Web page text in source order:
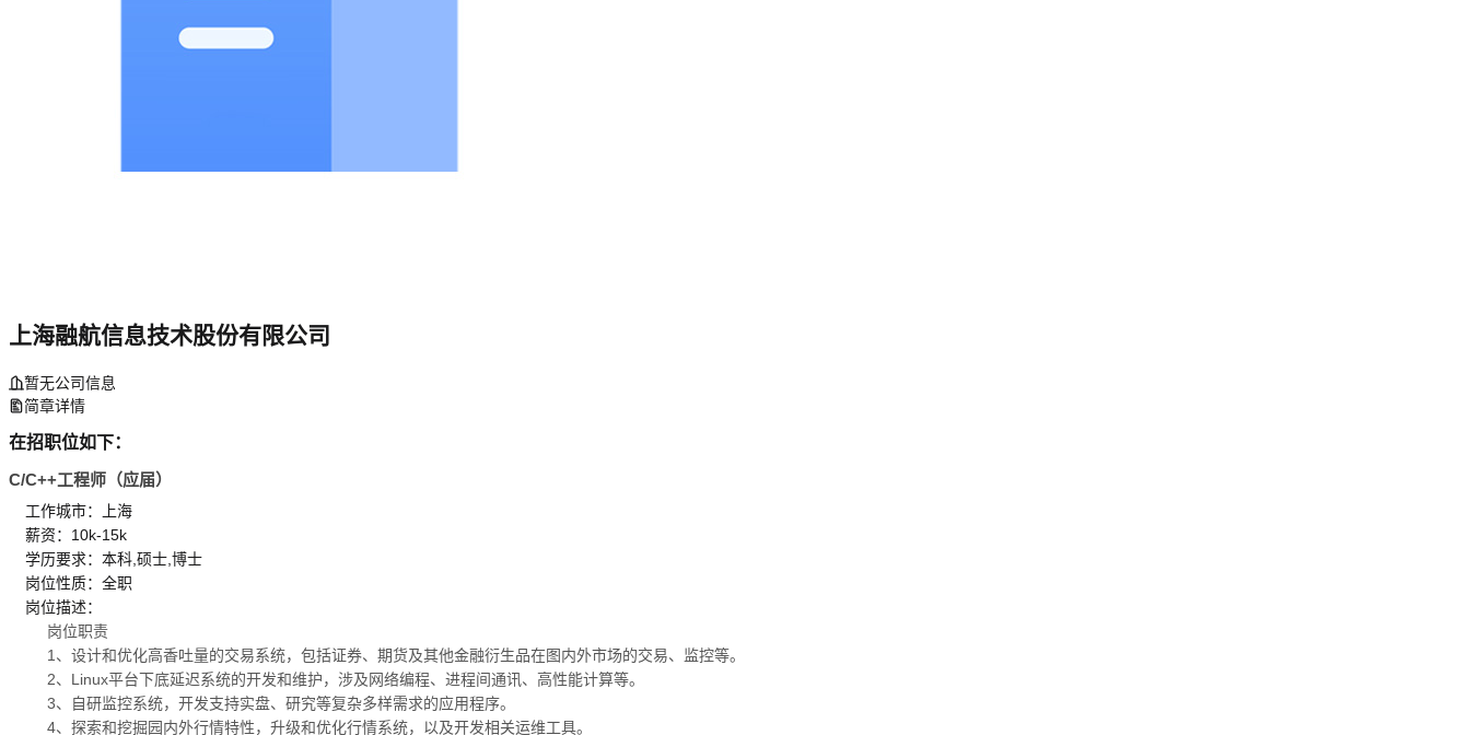
上海融航信息技术股份有限公司
暂无公司信息
简章详情
在招职位如下：
C/C++工程师（应届）
工作城市：上海
薪资：10k-15k
学历要求：本科,硕士,博士
岗位性质：全职
岗位描述：
岗位职责
1、设计和优化高香吐量的交易系统，包括证券、期货及其他金融衍生品在图内外市场的交易、监控等。
2、Linux平台下底延迟系统的开发和维护，涉及网络编程、进程间通讯、高性能计算等。
3、自研监控系统，开发支持实盘、研究等复杂多样需求的应用程序。
4、探索和挖掘园内外行情特性，升级和优化行情系统，以及开发相关运维工具。